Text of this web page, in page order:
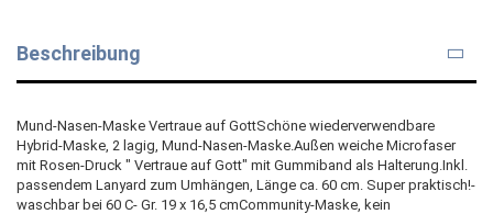
Beschreibung
Mund-Nasen-Maske Vertraue auf GottSchöne wiederverwendbare
Hybrid-Maske, 2 lagig, Mund-Nasen-Maske.Außen weiche Microfaser
mit Rosen-Druck " Vertraue auf Gott" mit Gummiband als Halterung.Inkl.
passendem Lanyard zum Umhängen, Länge ca. 60 cm. Super praktisch!-
waschbar bei 60 C- Gr. 19 x 16,5 cmCommunity-Maske, kein